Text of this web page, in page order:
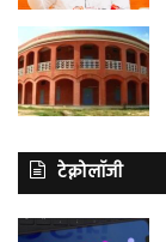
टेक्नोलॉजी